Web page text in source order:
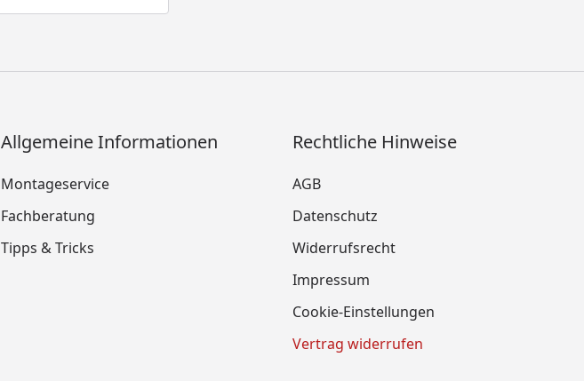
Allgemeine Informationen
Montageservice
Fachberatung
Tipps & Tricks
Rechtliche Hinweise
AGB
Datenschutz
Widerrufsrecht
Impressum
Cookie-Einstellungen
Vertrag widerrufen